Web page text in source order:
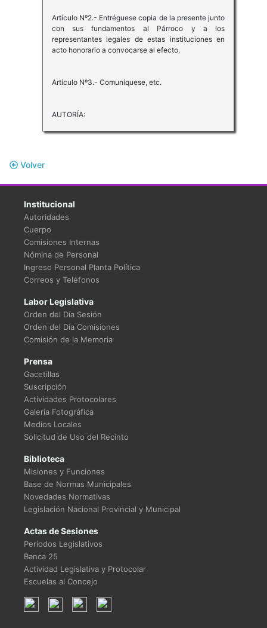
Artículo Nº2.- Entréguese copia de la presente junto
con sus fundamentos al Párroco y a los
representantes legales de estas instituciones en
acto honorario a convocarse al efecto.
Artículo Nº3.- Comuníquese, etc.
AUTORÍA:
Volver
Institucional
Autoridades
Cuerpo
Comisiones Internas
Nómina de Personal
Ingreso Personal Planta Política
Correos y Teléfonos
Labor Legislativa
Orden del Día Sesión
Orden del Día Comisiones
Comisión de la Memoria
Prensa
Gacetillas
Suscripción
Actividades Protocolares
Galería Fotográfica
Medios Locales
Solicitud de Uso del Recinto
Biblioteca
Misiones y Funciones
Base de Normas Municipales
Novedades Normativas
Legislación Nacional Provincial y Municipal
Actas de Sesiones
Períodos Legislativos
Banca 25
Actividad Legislativa y Protocolar
Escuelas al Concejo